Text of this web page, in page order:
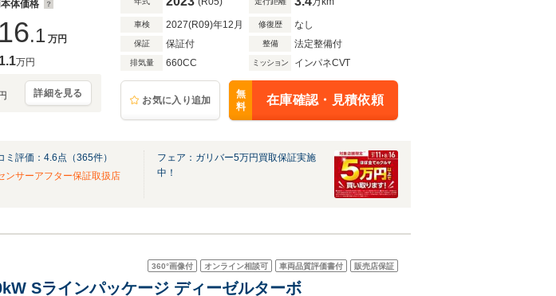
体価格
.1 万円
万円
円 詳細を見る
車検 2027(R09)年12月 修復歴 なし
保証 保証付 整備 法定整備付
排気量 660CC ミッション インパネCVT
お気に入り追加
無
料
在庫確認・見積依頼
ミ評価： 4.6点（365件）
ンサーアフター保証取扱店
フェア：ガリバー5万円買取保証実施
中！
360°画像付 オンライン相談可 車両品質評価書付 販売店保証
Sラインパッケージ ディーゼルターボ